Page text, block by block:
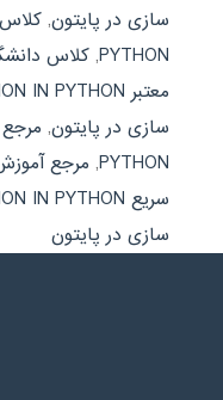
سازی در پایتون,
PYTHON
, کلاس
معتبر OPTIMIZATION IN PYTHON
سازی در پایتون,
PYTHON
, مرجع
سریع OPTIMIZATION IN PYTHON
سازی در پایتون